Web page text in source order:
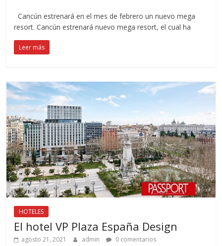
Cancún estrenará en el mes de febrero un nuevo mega
resort. Cancún estrenará nuevo mega resort, el cual ha
Leer más
HOTELES
El hotel VP Plaza España Design
agosto 21, 2021 admin 0 comentarios